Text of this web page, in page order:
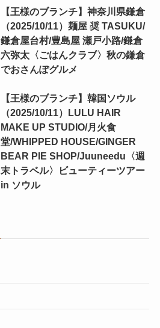
【王様のブランチ】神奈川県鎌倉
（2025/10/11）麺屋 奨 TASUKU/
鎌倉屋台村/豊島屋 瀬戸小路/鎌倉
六弥太〈ごはんクラブ〉秋の鎌倉
でおさんぽグルメ
【王様のブランチ】韓国ソウル
（2025/10/11）LULU HAIR
MAKE UP STUDIO/月火食
堂/WHIPPED HOUSE/GINGER
BEAR PIE SHOP/Juuneedu〈週
末トラベル〉ビューティーツアー
in ソウル